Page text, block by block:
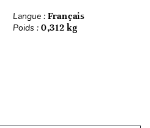
Langue : Français
Poids : 0,312 kg